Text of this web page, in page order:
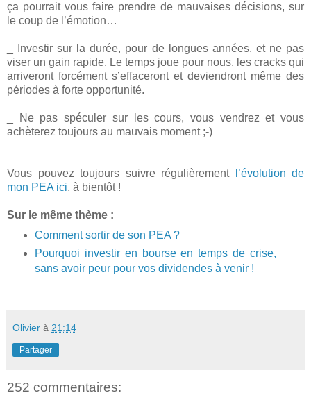
ça pourrait vous faire prendre de mauvaises décisions, sur
le coup de l’émotion…
_ Investir sur la durée, pour de longues années, et ne pas
viser un gain rapide. Le temps joue pour nous, les cracks qui
arriveront forcément s’effaceront et deviendront même des
périodes à forte opportunité.
_ Ne pas spéculer sur les cours, vous vendrez et vous
achèterez toujours au mauvais moment ;-)
Vous pouvez toujours suivre régulièrement
l’évolution de
mon PEA ici, à bientôt !
Sur le même thème :
Comment sortir de son PEA ?
Pourquoi investir en bourse en temps de crise,
sans avoir peur pour vos dividendes à venir !
Olivier à 21:14
Partager
252 commentaires: